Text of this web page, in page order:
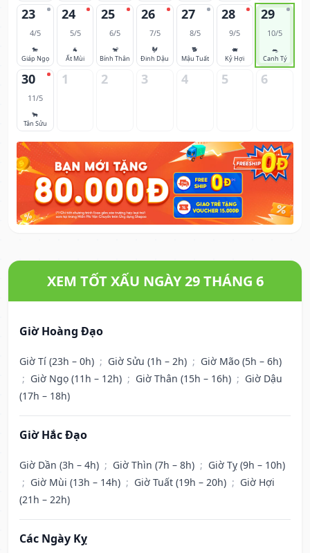
23
4/5
🐎
Giáp Ngọ
24
5/5
🐐
Ất Mùi
25
6/5
🐒
Bính Thân
26
7/5
🐓
Đinh Dậu
27
8/5
🐕
Mậu Tuất
28
9/5
🐖
Kỷ Hợi
29
10/5
🐀
Canh Tý
30
11/5
🐂
Tân Sửu
1 2 3 4 5 6
XEM TỐT XẤU NGÀY 29 THÁNG 6
Giờ Hoàng Đạo
Giờ Tí (23h – 0h) ; Giờ Sửu (1h – 2h) ; Giờ Mão (5h – 6h)
; Giờ Ngọ (11h – 12h) ; Giờ Thân (15h – 16h) ; Giờ Dậu
(17h – 18h)
Giờ Hắc Đạo
Giờ Dần (3h – 4h) ; Giờ Thìn (7h – 8h) ; Giờ Tỵ (9h – 10h)
; Giờ Mùi (13h – 14h) ; Giờ Tuất (19h – 20h) ; Giờ Hợi
(21h – 22h)
Các Ngày Kỵ